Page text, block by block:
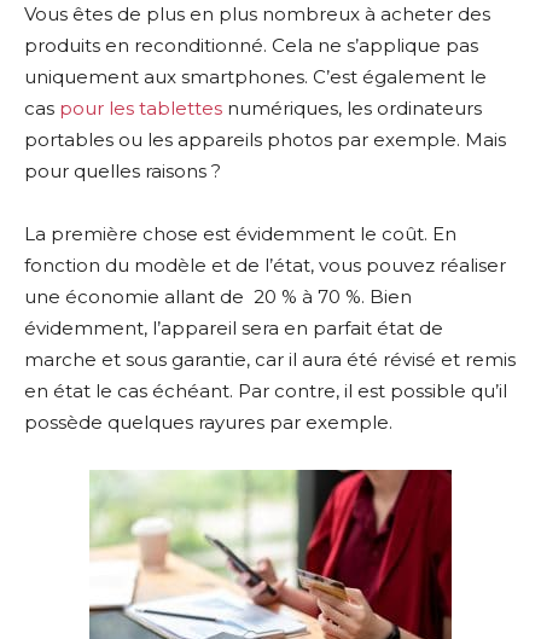
Vous êtes de plus en plus nombreux à acheter des
produits en reconditionné. Cela ne s’applique pas
uniquement aux smartphones. C’est également le
cas pour les tablettes numériques, les ordinateurs
portables ou les appareils photos par exemple. Mais
pour quelles raisons ?
La première chose est évidemment le coût. En
fonction du modèle et de l’état, vous pouvez réaliser
une économie allant de 20 % à 70 %. Bien
évidemment, l’appareil sera en parfait état de
marche et sous garantie, car il aura été révisé et remis
en état le cas échéant. Par contre, il est possible qu’il
possède quelques rayures par exemple.